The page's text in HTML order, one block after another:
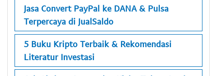
Jasa Convert PayPal ke DANA & Pulsa
Terpercaya di JualSaldo
5 Buku Kripto Terbaik & Rekomendasi
Literatur Investasi